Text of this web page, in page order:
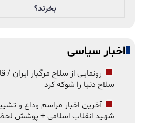
بخرند؟
اخبار سیاسی
رونمایی از سلاح مرگبار ایران /
سلاح دنیا را شوکه کرد
آخرین اخبار مراسم وداع و
شهید انقلاب اسلامی + پوشش